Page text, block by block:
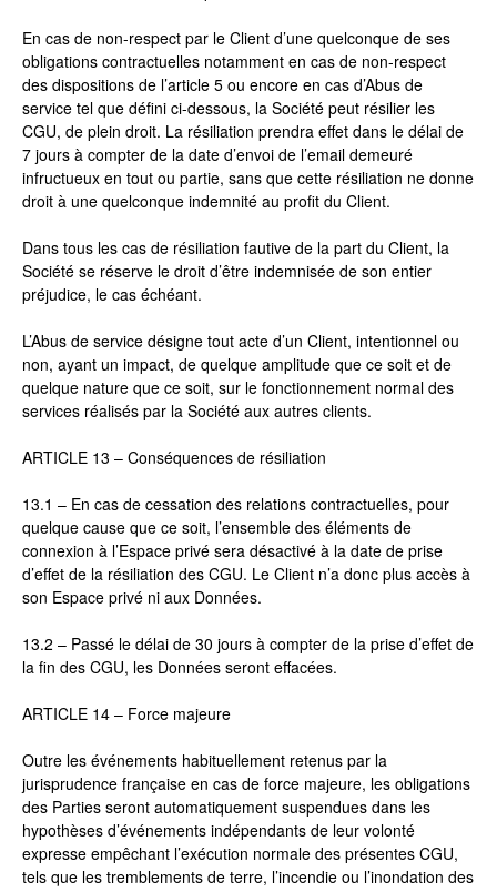
En cas de non-respect par le Client d’une quelconque de ses
obligations contractuelles notamment en cas de non-respect
des dispositions de l’article 5 ou encore en cas d’Abus de
service tel que défini ci-dessous, la Société peut résilier les
CGU, de plein droit. La résiliation prendra effet dans le délai de
7 jours à compter de la date d’envoi de l’email demeuré
infructueux en tout ou partie, sans que cette résiliation ne donne
droit à une quelconque indemnité au profit du Client.
Dans tous les cas de résiliation fautive de la part du Client, la
Société se réserve le droit d’être indemnisée de son entier
préjudice, le cas échéant.
L’Abus de service désigne tout acte d’un Client, intentionnel ou
non, ayant un impact, de quelque amplitude que ce soit et de
quelque nature que ce soit, sur le fonctionnement normal des
services réalisés par la Société aux autres clients.
ARTICLE 13 – Conséquences de résiliation
13.1 – En cas de cessation des relations contractuelles, pour
quelque cause que ce soit, l’ensemble des éléments de
connexion à l’Espace privé sera désactivé à la date de prise
d’effet de la résiliation des CGU. Le Client n’a donc plus accès à
son Espace privé ni aux Données.
13.2 – Passé le délai de 30 jours à compter de la prise d’effet de
la fin des CGU, les Données seront effacées.
ARTICLE 14 – Force majeure
Outre les événements habituellement retenus par la
jurisprudence française en cas de force majeure, les obligations
des Parties seront automatiquement suspendues dans les
hypothèses d’événements indépendants de leur volonté
expresse empêchant l’exécution normale des présentes CGU,
tels que les tremblements de terre, l’incendie ou l’inondation des